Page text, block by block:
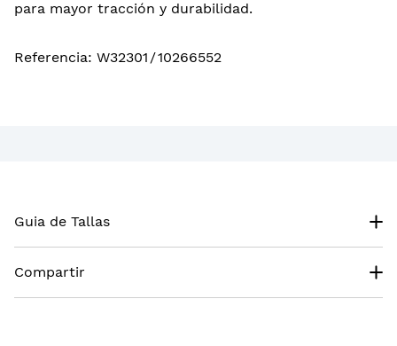
para mayor tracción y durabilidad.
Referencia: W32301 /10266552
Guia de Tallas
Compartir